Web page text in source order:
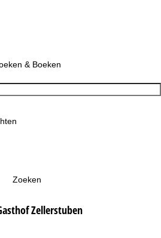
& Boeken
Zoeken
Zellerstuben